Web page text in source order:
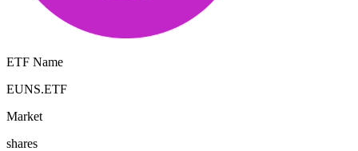
ETF Name
EUNS.ETF
Market
shares